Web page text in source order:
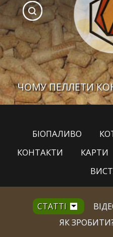
ЧОМУ ПЕЛЛЕТИ
БІОПАЛИВО
КОНТАКТИ
КАРТИ
СТАТТІ
ЯК